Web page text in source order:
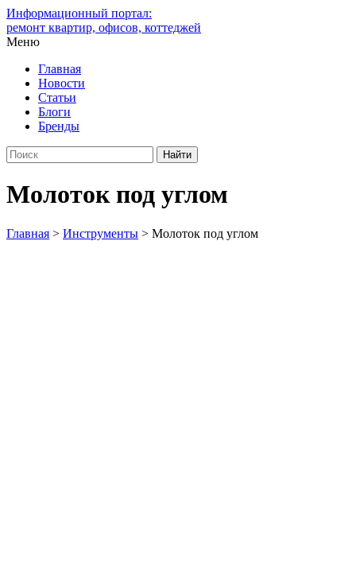
Информационный портал:
ремонт квартир, офисов, коттеджей
Меню
Главная
Новости
Статьи
Блоги
Бренды
Молоток под углом
Главная > Инструменты > Молоток под углом